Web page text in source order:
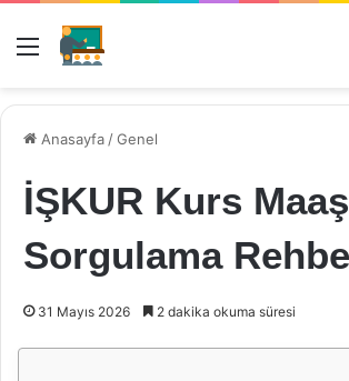
Menü
Anasayfa /Genel
İŞKUR Kurs Maaş
Sorgulama
31 Mayıs 2026 2 dakika okuma süresi